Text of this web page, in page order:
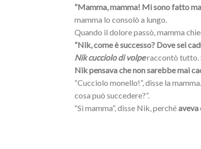
“Mamma, mamma! Mi sono fatto
mamma lo consolò a lungo.
Quando il dolore passò, mamma
“Nik, come è successo? Dove sei
Nik cucciolo di volperaccontò tutto.
Nik pensava che non sarebbe mai
“Cucciolo monello!”, disse la
cosa può succedere?”.
“Sì mamma”, disse Nik, perché